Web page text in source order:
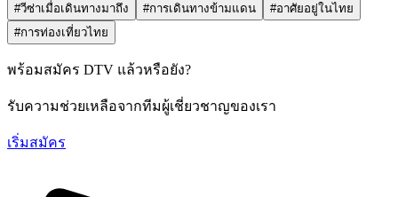
#วีซ่าเมื่อเดินทางมาถึง
#การเดินทางข้ามแดน
#อาศัยอยู่ในไทย
#การท่องเที่ยวไทย
พร้อมสมัคร DTV แล้วหรือยัง?
รับความช่วยเหลือจากทีมผู้เชี่ยวชาญของเรา
เริ่มสมัคร